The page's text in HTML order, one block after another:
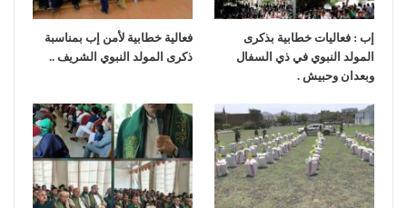
إب : فعاليات خطابية بذكرى
المولد النبوي في ذي السفال
وبعدان وحبيش .
فعالية خطابية لأمن إب بمناسبة
ذكرى المولد النبوي الشريف ..